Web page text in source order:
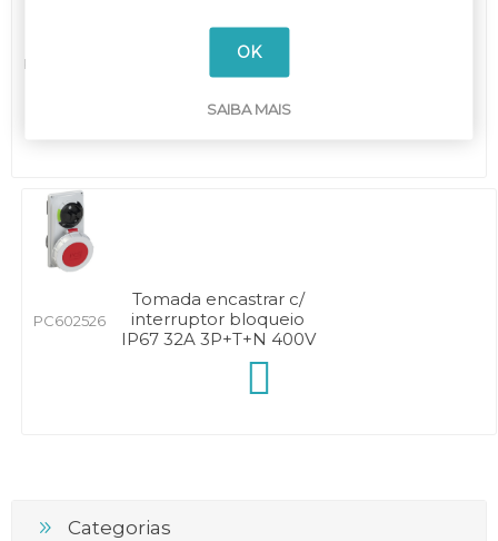
PC602426
Tomada encastrar c/
interruptor bloqueio
IP67 32A 3P+T 400V
PC602526
Tomada encastrar c/
interruptor bloqueio
IP67 32A 3P+T+N 400V
Categorias
OK
SAIBA MAIS